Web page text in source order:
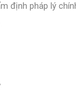
định pháp lý